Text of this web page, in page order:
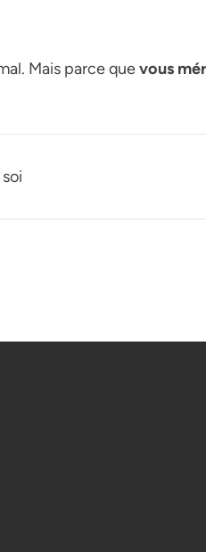
Mais parce quevous